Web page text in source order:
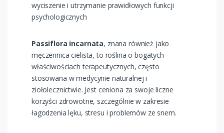
wyciszenie i utrzymanie prawidłowych funkcji
psychologicznych
Passiflora incarnata, znana również jako
męczennica cielista, to roślina o bogatych
właściwościach terapeutycznych, często
stosowana w medycynie naturalnej i
ziołolecznictwie. Jest ceniona za swoje liczne
korzyści zdrowotne, szczególnie w zakresie
łagodzenia lęku, stresu i problemów ze snem.